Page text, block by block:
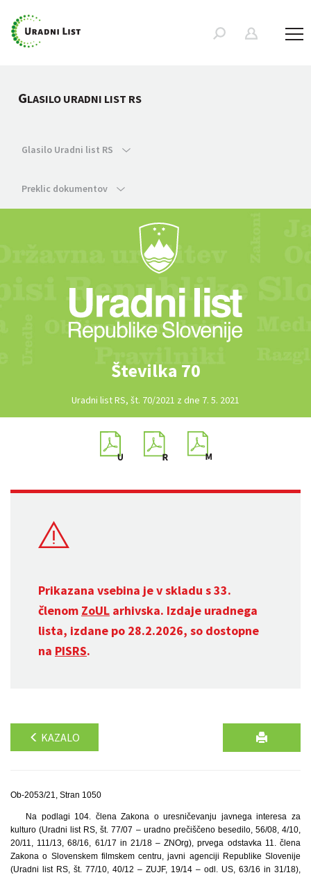
GLASILO URADNI LIST RS
Glasilo Uradni list RS
Preklic dokumentov
Številka 70
Uradni list RS, št. 70/2021 z dne 7. 5. 2021
Prikazana vsebina je v skladu s 33.
členom ZoUL arhivska. Izdaje uradnega
lista, izdane po 28.2.2026, so dostopne
na PISRS.
KAZALO
Ob-2053/21, Stran 1050
Na podlagi 104. člena Zakona o uresničevanju javnega interesa za
kulturo (Uradni list RS, št. 77/07 – uradno prečiščeno besedilo, 56/08, 4/10,
20/11, 111/13, 68/16, 61/17 in 21/18 – ZNOrg), prvega odstavka 11. člena
Zakona o Slovenskem filmskem centru, javni agenciji Republike Slovenije
(Uradni list RS, št. 77/10, 40/12 – ZUJF, 19/14 – odl. US, 63/16 in 31/18),